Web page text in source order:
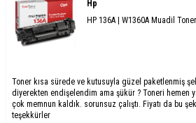
Hp
HP 136A | W1360A Muadil
Toner kısa sürede ve kutusuyla güzel paketlenmiş
diyerekten endişelendim ama şükür ? Toneri hemen
çok memnun kaldık. sorunsuz çalıştı. Fiyatı da bu
teşekkürler